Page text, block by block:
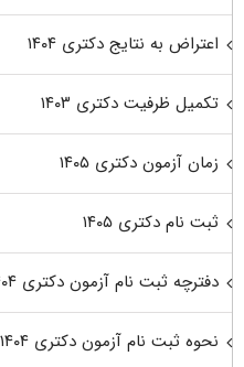
اعتراض به نتایج دکتری ۱۴۰۴
تکمیل ظرفیت دکتری ۱۴۰۳
زمان آزمون دکتری ۱۴۰۵
ثبت نام دکتری ۱۴۰۵
دفترچه ثبت نام آزمون دکتری ۱۴۰۴
نحوه ثبت نام آزمون دکتری ۱۴۰۴